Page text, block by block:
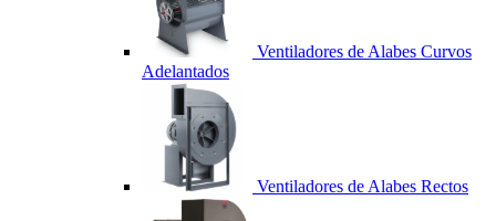
Ventiladores de Alabes Curvos
Adelantados
Ventiladores de Alabes Rectos